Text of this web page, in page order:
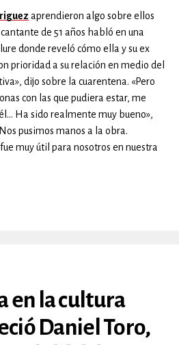
aprendieron algo sobre ellos
de 51 años habló en una
donde reveló cómo ella y su ex
prioridad a su relación en medio del
dijo sobre la cuarentena. «Pero
con las que pudiera estar, me
Ha sido realmente muy bueno»,
pusimos manos a la obra.
muy útil para nosotros en nuestra
en la cultura
Daniel Toro,